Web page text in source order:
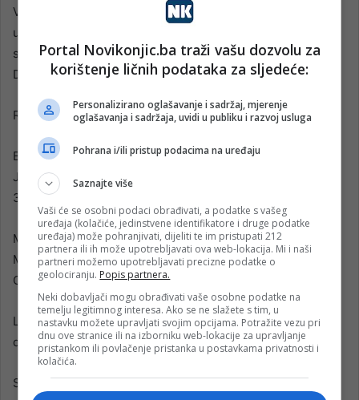
Velid Pidro tri za lidersku poziciju Livnjaka, u drugoj
utakmici u Mostaru futsal Plemići su u mostarskom derbiji
savladali Rudnik 10:2, treći susret u Livnu se igra 14.
Decembra kada će MNK Seljak ugostiti Mostarske kiše .
Rezultati,
Bugojno : MNK Iskra Vrbas – MNK Čulin Mlin 3:9 (
Jusufbašić 15’ Smajić 23 ‘ Idrizović 27 ‘/ Krezo 3 ‘ 13 ‘ 18 ‘
35 ‘ Pidro 26 ‘ 34 ‘ 36 ‘ Duvnjak 29 ‘ Markov 32 ‘ ) ,
Mostar : HFC Zrinjski – HMNK Rudnik 10:2 ( Mušan 7 ‘ 24 ‘
Medić 9 ‘ Ivković 15 ‘ Beganović 17 ‘ 18 ‘ 30 ‘ Pušić 20,
Grubešić 29 ‘ Mihić 33 ‘ / Šunjić 16 ‘ 18 ‘ ).
Livno : MNK Seljak – MNK Mostarske kiše ( igra se 14.
decembra).
Slobodna ekipa, MNK Čapljina .
Portal Novikonjic.ba traži vašu dozvolu za
korištenje ličnih podataka za sljedeće:
Personalizirano oglašavanje i sadržaj, mjerenje
oglašavanja i sadržaja, uvidi u publiku i razvoj usluga
Pohrana i/ili pristup podacima na uređaju
Saznajte više
Vaši će se osobni podaci obrađivati, a podatke s vašeg
uređaja (kolačiće, jedinstvene identifikatore i druge podatke
uređaja) može pohranjivati, dijeliti te im pristupati 212
partnera ili ih može upotrebljavati ova web-lokacija. Mi i naši
partneri možemo upotrebljavati precizne podatke o
geolociranju. Popis partnera.
Neki dobavljači mogu obrađivati vaše osobne podatke na
temelju legitimnog interesa. Ako se ne slažete s tim, u
nastavku možete upravljati svojim opcijama. Potražite vezu pri
dnu ove stranice ili na izborniku web-lokacije za upravljanje
pristankom ili povlačenje pristanka u postavkama privatnosti i
kolačića.